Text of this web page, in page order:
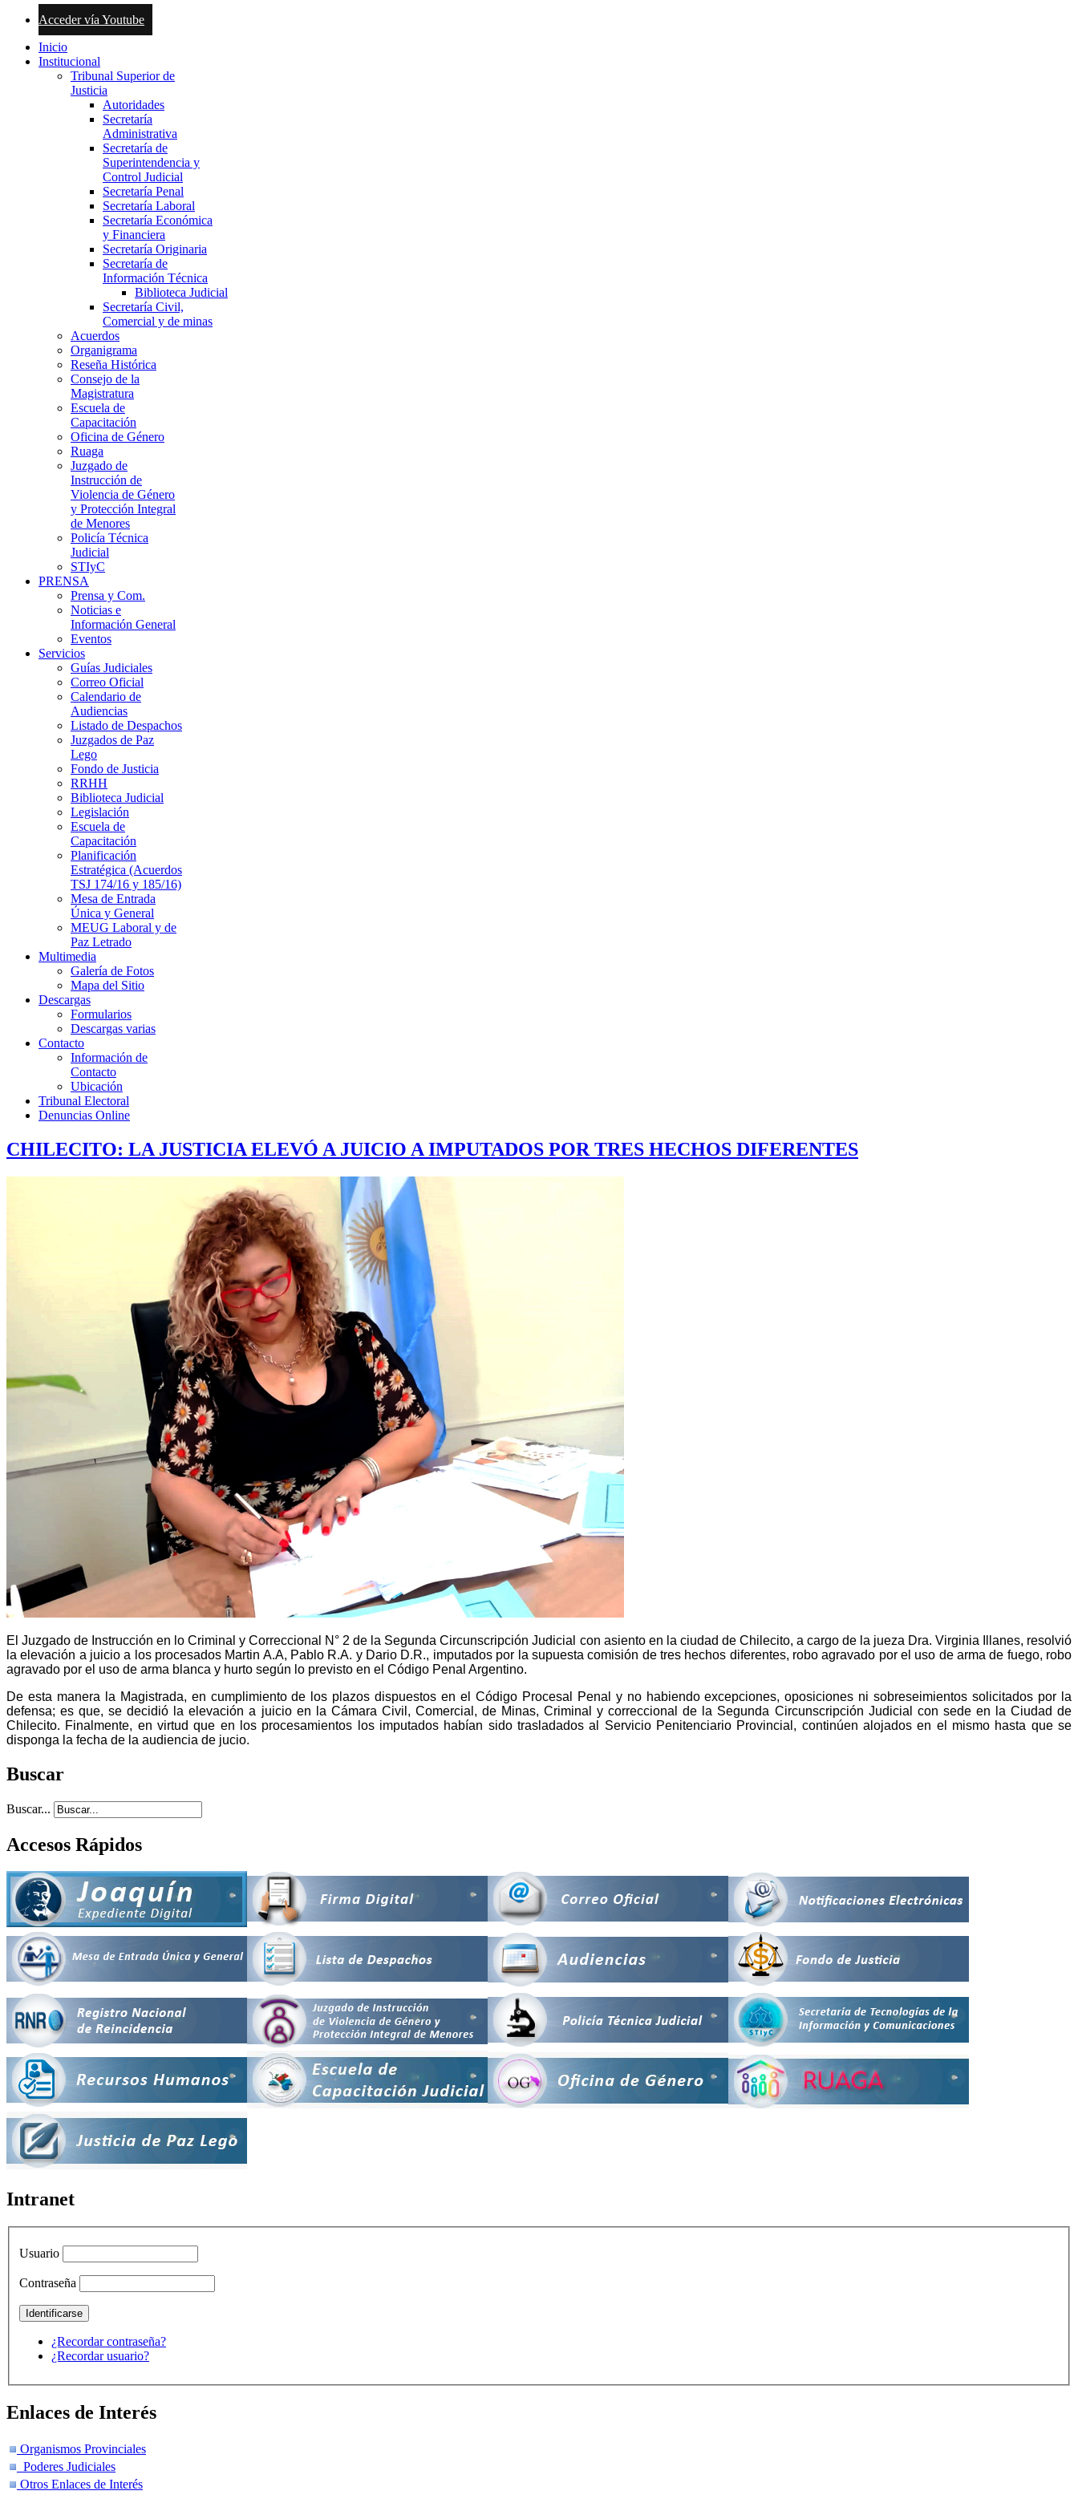
Acceder vía Youtube
Inicio
Institucional
Tribunal Superior de
Justicia
Autoridades
Secretaría
Administrativa
Secretaría de
Superintendencia y
Control Judicial
Secretaría Penal
Secretaría Laboral
Secretaría Económica
y Financiera
Secretaría Originaria
Secretaría de
Información Técnica
Biblioteca Judicial
Secretaría Civil,
Comercial y de minas
Acuerdos
Organigrama
Reseña Histórica
Consejo de la
Magistratura
Escuela de
Capacitación
Oficina de Género
Ruaga
Juzgado de
Instrucción de
Violencia de Género
y Protección Integral
de Menores
Policía Técnica
Judicial
STIyC
PRENSA
Prensa y Com.
Noticias e
Información General
Eventos
Servicios
Guías Judiciales
Correo Oficial
Calendario de
Audiencias
Listado de Despachos
Juzgados de Paz
Lego
Fondo de Justicia
RRHH
Biblioteca Judicial
Legislación
Escuela de
Capacitación
Planificación
Estratégica (Acuerdos
TSJ 174/16 y 185/16)
Mesa de Entrada
Única y General
MEUG Laboral y de
Paz Letrado
Multimedia
Galería de Fotos
Mapa del Sitio
Descargas
Formularios
Descargas varias
Contacto
Información de
Contacto
Ubicación
Tribunal Electoral
Denuncias Online
CHILECITO: LA JUSTICIA ELEVÓ A JUICIO A IMPUTADOS POR TRES HECHOS DIFERENTES
El Juzgado de Instrucción en lo Criminal y Correccional N° 2 de la Segunda Circunscripción Judicial con asiento en la ciudad de Chilecito, a cargo de la jueza Dra. Virginia Illanes, resolvió
la elevación a juicio a los procesados Martin A.A, Pablo R.A. y Dario D.R., imputados por la supuesta comisión de tres hechos diferentes, robo agravado por el uso de arma de fuego, robo
agravado por el uso de arma blanca y hurto según lo previsto en el Código Penal Argentino.
De esta manera la Magistrada, en cumplimiento de los plazos dispuestos en el Código Procesal Penal y no habiendo excepciones, oposiciones ni sobreseimientos solicitados por la
defensa; es que, se decidió la elevación a juicio en la Cámara Civil, Comercial, de Minas, Criminal y correccional de la Segunda Circunscripción Judicial con sede en la Ciudad de
Chilecito. Finalmente, en virtud que en los procesamientos los imputados habían sido trasladados al Servicio Penitenciario Provincial, continúen alojados en el mismo hasta que se
disponga la fecha de la audiencia de jucio.
Buscar
Buscar...
Accesos Rápidos
Intranet
Usuario
Contraseña
¿Recordar contraseña?
¿Recordar usuario?
Enlaces de Interés
Organismos Provinciales
Poderes Judiciales
Otros Enlaces de Interés